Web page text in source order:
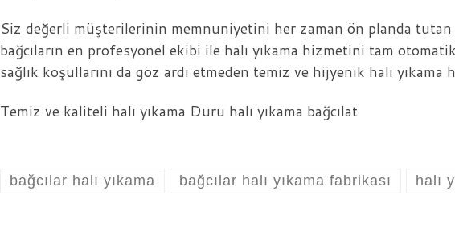
Siz değerli müşterilerinin memnuniyetini her zaman ön planda
bağcıların en profesyonel ekibi ile halı yıkama hizmetini tam
sağlık koşullarını da göz ardı etmeden temiz ve hijyenik halı yıkama
Temiz ve kaliteli halı yıkama Duru halı yıkama bağcılat
bağcılar halı yıkama bağcılar halı yıkama fabrikası halı